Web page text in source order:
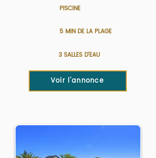
PISCINE
5 MIN DE LA PLAGE
3 SALLES D'EAU
Voir l'annonce